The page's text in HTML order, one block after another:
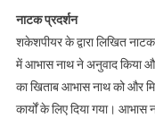
नाटक प्रदर्शन
शकेशपीयर के द्वारा लिखित
में आभास नाथ ने अनुवाद किया
का खिताब आभास नाथ को और
कार्यों के लिए दिया गया।